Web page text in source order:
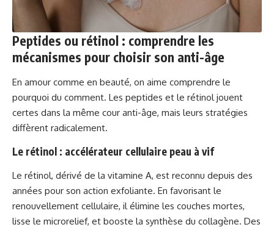
Peptides ou rétinol : comprendre les
mécanismes pour choisir son anti-âge
En amour comme en beauté, on aime comprendre le
pourquoi du comment. Les peptides et le rétinol jouent
certes dans la même cour anti-âge, mais leurs stratégies
diffèrent radicalement.
Le rétinol : accélérateur cellulaire peau à vif
Le rétinol, dérivé de la vitamine A, est reconnu depuis des
années pour son action exfoliante. En favorisant le
renouvellement cellulaire, il élimine les couches mortes,
lisse le microrelief, et booste la synthèse du collagène. Des